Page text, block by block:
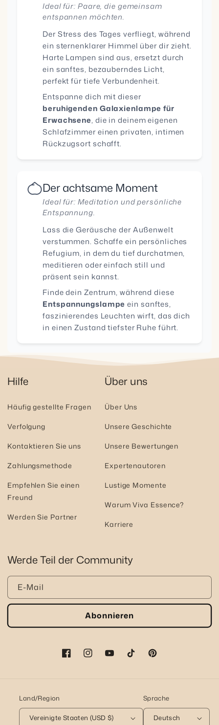
Ideal für: Paare, die gemeinsam
entspannen möchten.
Der Stress des Tages verfliegt, während
ein sternenklarer Himmel über dir zieht.
Harte Lampen sind aus, ersetzt durch
ein sanftes, bezauberndes Licht,
perfekt für tiefe Verbundenheit.
Entspanne dich mit dieser
beruhigenden Galaxienlampe für
Erwachsene, die in deinem eigenen
Schlafzimmer einen privaten, intimen
Rückzugsort schafft.
Der achtsame Moment
Ideal für: Meditation und persönliche
Entspannung.
Lass die Geräusche der Außenwelt
verstummen. Schaffe ein persönliches
Refugium, in dem du tief durchatmen,
meditieren oder einfach still und
präsent sein kannst.
Finde dein Zentrum, während diese
Entspannungslampe ein sanftes,
faszinierendes Leuchten wirft, das dich
in einen Zustand tiefster Ruhe führt.
Hilfe
Häufig gestellte Fragen
Verfolgung
Kontaktieren Sie uns
Zahlungsmethode
Empfehlen Sie einen
Freund
Werden Sie Partner
Über uns
Über Uns
Unsere Geschichte
Unsere Bewertungen
Expertenautoren
Lustige Momente
Warum Viva Essence?
Karriere
Werde Teil der Community
E-Mail
Abonnieren
FacebookInstagramYouTubeTikTokPinterest
Land/Region
Vereinigte Staaten (USD $)
Sprache
Deutsch